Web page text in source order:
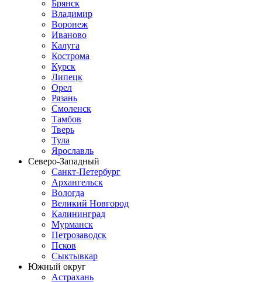
Брянск
Владимир
Воронеж
Иваново
Калуга
Кострома
Курск
Липецк
Орел
Рязань
Смоленск
Тамбов
Тверь
Тула
Ярославль
Северо-Западный
Санкт-Петербург
Архангельск
Вологда
Великий Новгород
Калининград
Мурманск
Петрозаводск
Псков
Сыктывкар
Южный округ
Астрахань